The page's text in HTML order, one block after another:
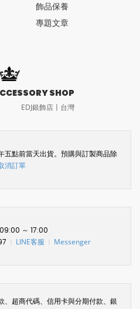
飾品保養
專題文章
SHOP
EDJ銀飾店〡台灣
五點前當天出貨。預購與訂製商品除
消訂單
～ 17:00
LINE客服 Messenger
、超商代碼、信用卡與分期付款、銀